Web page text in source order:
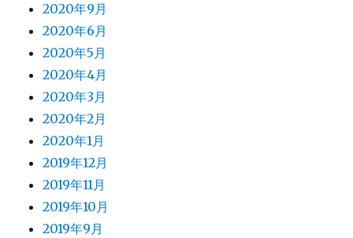
2020年9月
2020年6月
2020年5月
2020年4月
2020年3月
2020年2月
2020年1月
2019年12月
2019年11月
2019年10月
2019年9月